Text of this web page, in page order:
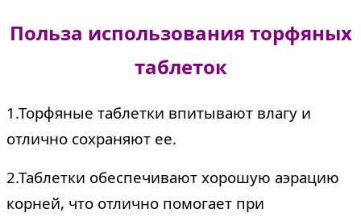
Польза использования торфяных
таблеток
1.Торфяные таблетки впитывают влагу и
отлично сохраняют ее.
2.Таблетки обеспечивают хорошую аэрацию
корней, что отлично помогает при